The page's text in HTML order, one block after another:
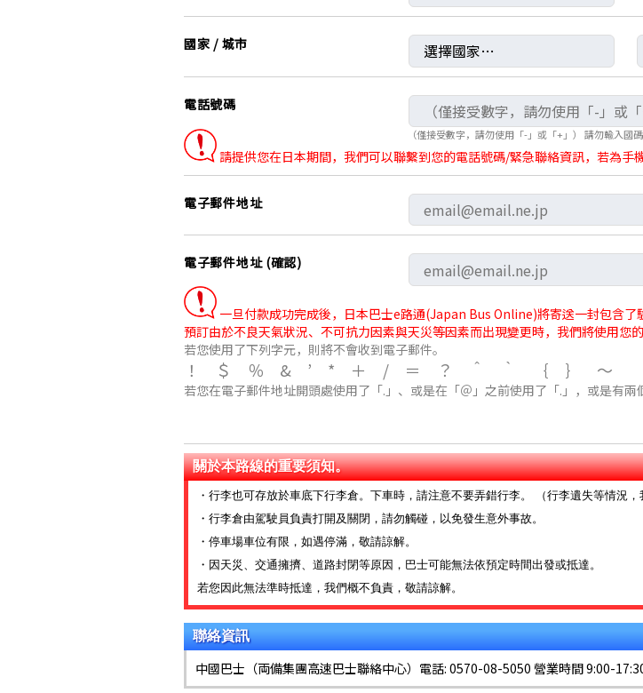
國家 / 城市
電話號碼
（僅接受數字，請勿使用「-」或「+」） 請勿輸入國碼
請提供您在日本期間，我們可以聯繫到您的電話號碼/緊急聯絡資訊，若為手
電子郵件地址
電子郵件地址 (確認)
一旦付款成功完成後，日本巴士e路通(Japan Bus Online)將寄送一封包含
預訂由於不良天氣狀況、不可抗力因素與天災等因素而出現變更時，我們將使用您的
若您使用了下列字元，則將不會收到電子郵件。
！＄％&’*＋/＝？＾｀｛｝～
若您在電子郵件地址開頭處使用了「.」、或是在「＠」之前使用了「.」，或是有兩
關於本路線的重要須知。
・行李也可存放於車底下行李倉。下車時，請注意不要弄錯行李。 （行李遺失等情況，
・ 行李倉由駕駛員負責打開及關閉，請勿觸碰，以免發生意外事故。
・停車場車位有限，如遇停滿，敬請諒解。
・因天災、交通擁擠、道路封閉等原因，巴士可能無法依預定時間出發或抵達。
若您因此無法準時抵達，我們概不負責，敬請諒解。
聯絡資訊
中國巴士（両備集團高速巴士聯絡中心）電話: 0570-08-5050 營業時間 9:00-